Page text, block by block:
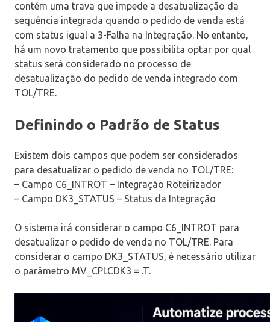
contém uma trava que impede a desatualização da
sequência integrada quando o pedido de venda está
com status igual a 3-Falha na Integração. No entanto,
há um novo tratamento que possibilita optar por qual
status será considerado no processo de
desatualização do pedido de venda integrado com
TOL/TRE.
Definindo o Padrão de Status
Existem dois campos que podem ser considerados
para desatualizar o pedido de venda no TOL/TRE:
– Campo C6_INTROT – Integração Roteirizador
– Campo DK3_STATUS – Status da Integração
O sistema irá considerar o campo C6_INTROT para
desatualizar o pedido de venda no TOL/TRE. Para
considerar o campo DK3_STATUS, é necessário utilizar
o parâmetro MV_CPLCDK3 = .T.